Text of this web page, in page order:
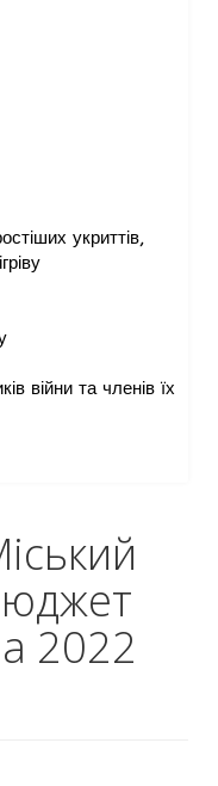
укриттів,
війни та членів їх
2022